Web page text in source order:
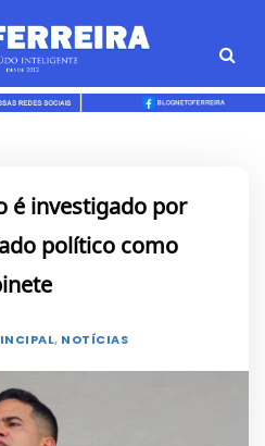
é investigado por
político como
, NOTÍCIAS